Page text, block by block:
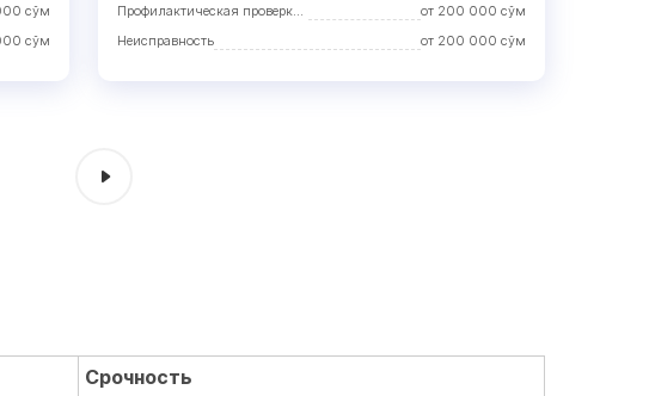
сўм
сўм
Профилактическая проверка с устранением недостатков
от 200 000 сўм
Неисправность
от 200 000 сўм
Срочность